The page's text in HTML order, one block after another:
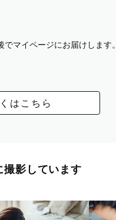
マイページにお届けします。
はこちら
撮影しています